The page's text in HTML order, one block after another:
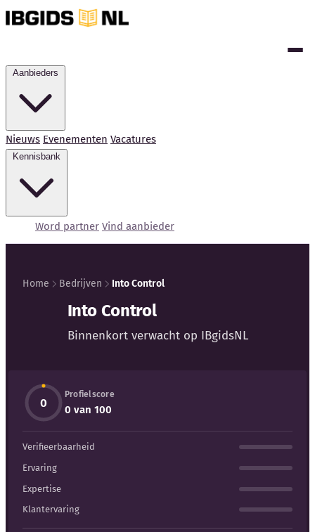
Nieuws Evenementen Vacatures
Word partner Vind aanbieder
Kennisbank
Blog
Bedrijfsupdates
Externe bronnen
Home Bedrijven Into Control
Into Control
Binnenkort verwacht op IBgidsNL
0
Profielscore
0 van 100
Verifieerbaarheid
Ervaring
Expertise
Klantervaring